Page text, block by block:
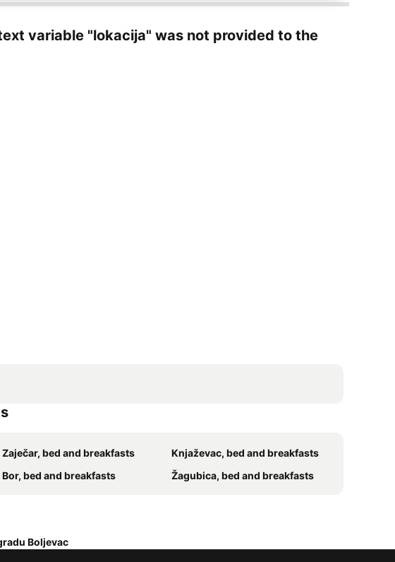
variable "lokacija" was not provided to the
Zaječar, bed and breakfasts
Knjaževac, bed and breakfasts
Bor, bed and breakfasts Žagubica, bed and breakfasts
Boljevac